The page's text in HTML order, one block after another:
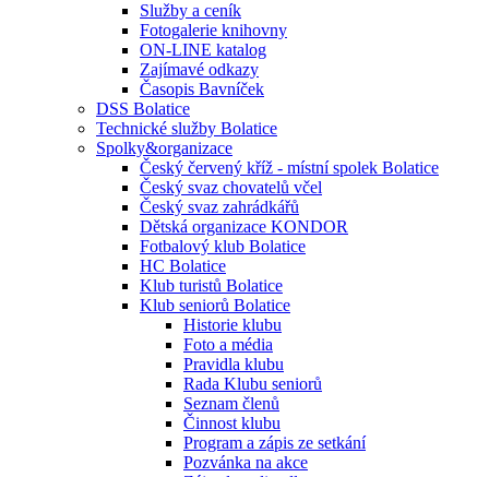
Služby a ceník
Fotogalerie knihovny
ON-LINE katalog
Zajímavé odkazy
Časopis Bavníček
DSS Bolatice
Technické služby Bolatice
Spolky&organizace
Český červený kříž - místní spolek Bolatice
Český svaz chovatelů včel
Český svaz zahrádkářů
Dětská organizace KONDOR
Fotbalový klub Bolatice
HC Bolatice
Klub turistů Bolatice
Klub seniorů Bolatice
Historie klubu
Foto a média
Pravidla klubu
Rada Klubu seniorů
Seznam členů
Činnost klubu
Program a zápis ze setkání
Pozvánka na akce